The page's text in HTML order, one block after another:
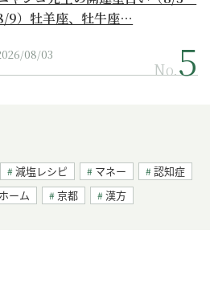
9）牡羊座、牡牛座…
08/03
No.
減塩レシピ マネー
認知症
ーム 京都 漢方